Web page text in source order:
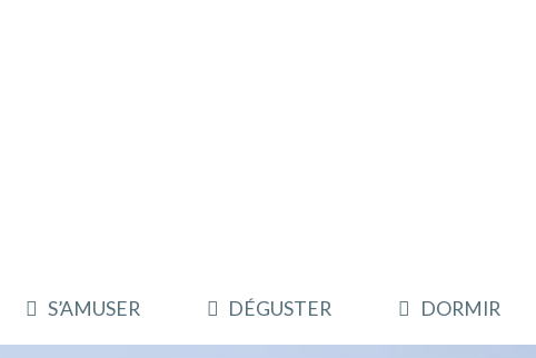
S’AMUSER DÉGUSTER DORMIR